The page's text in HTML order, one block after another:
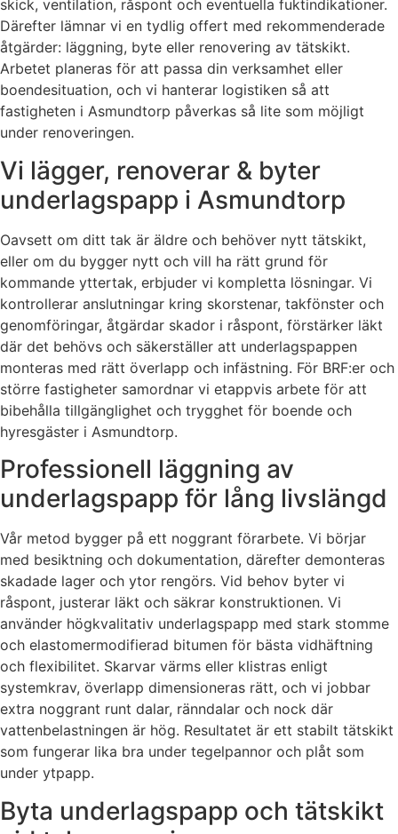
skick, ventilation, råspont och eventuella fuktindikationer.
Därefter lämnar vi en tydlig offert med rekommenderade
åtgärder: läggning, byte eller renovering av tätskikt.
Arbetet planeras för att passa din verksamhet eller
boendesituation, och vi hanterar logistiken så att
fastigheten i Asmundtorp påverkas så lite som möjligt
under renoveringen.
Vi lägger, renoverar & byter
underlagspapp i Asmundtorp
Oavsett om ditt tak är äldre och behöver nytt tätskikt,
eller om du bygger nytt och vill ha rätt grund för
kommande yttertak, erbjuder vi kompletta lösningar. Vi
kontrollerar anslutningar kring skorstenar, takfönster och
genomföringar, åtgärdar skador i råspont, förstärker läkt
där det behövs och säkerställer att underlagspappen
monteras med rätt överlapp och infästning. För BRF:er och
större fastigheter samordnar vi etappvis arbete för att
bibehålla tillgänglighet och trygghet för boende och
hyresgäster i Asmundtorp.
Professionell läggning av
underlagspapp för lång livslängd
Vår metod bygger på ett noggrant förarbete. Vi börjar
med besiktning och dokumentation, därefter demonteras
skadade lager och ytor rengörs. Vid behov byter vi
råspont, justerar läkt och säkrar konstruktionen. Vi
använder högkvalitativ underlagspapp med stark stomme
och elastomermodifierad bitumen för bästa vidhäftning
och flexibilitet. Skarvar värms eller klistras enligt
systemkrav, överlapp dimensioneras rätt, och vi jobbar
extra noggrant runt dalar, ränndalar och nock där
vattenbelastningen är hög. Resultatet är ett stabilt tätskikt
som fungerar lika bra under tegelpannor och plåt som
under ytpapp.
Byta underlagspapp och tätskikt